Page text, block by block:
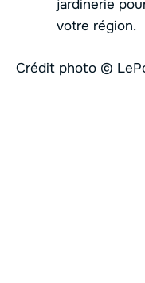
jardinerie
votre région.
Crédit photo ©